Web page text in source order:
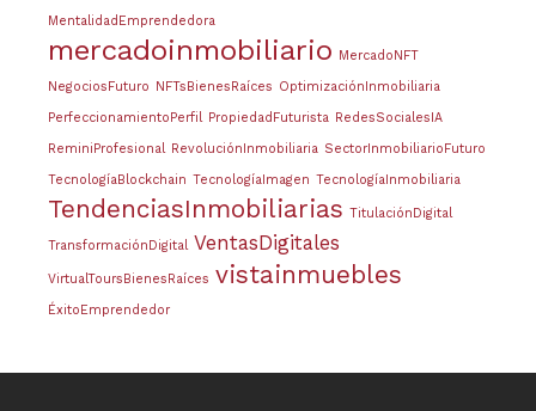
MentalidadEmprendedora
mercadoinmobiliario MercadoNFT
NegociosFuturo NFTsBienesRaíces OptimizaciónInmobiliaria
PerfeccionamientoPerfil PropiedadFuturista RedesSocialesIA
ReminiProfesional RevoluciónInmobiliaria SectorInmobiliarioFuturo
TecnologíaBlockchain TecnologíaImagen TecnologíaInmobiliaria
TendenciasInmobiliarias TitulaciónDigital
TransformaciónDigital VentasDigitales
VirtualToursBienesRaíces vistainmuebles
ÉxitoEmprendedor